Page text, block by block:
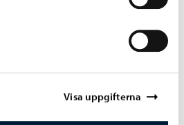
Visa uppgifterna